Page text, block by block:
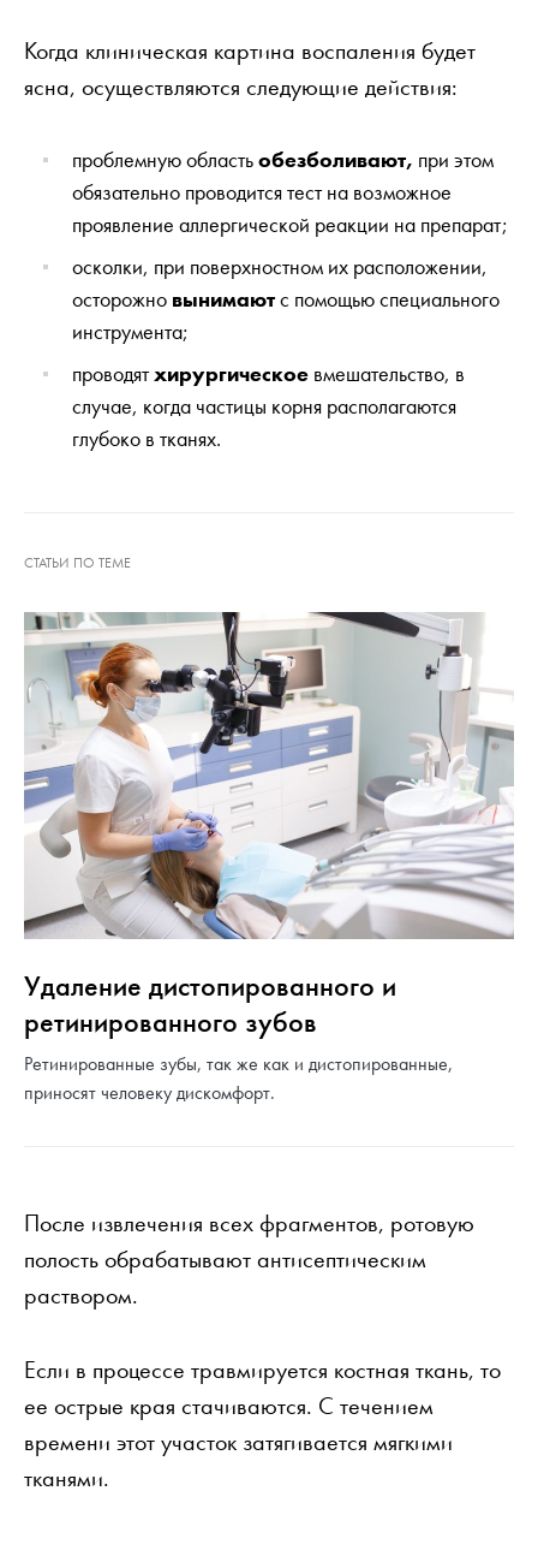
Когда клиническая картина воспаления будет
ясна, осуществляются следующие действия:
проблемную областьобезболивают, при этом
обязательно проводится тест на возможное
проявление аллергической реакции на препарат;
осколки, при поверхностном их расположении,
осторожно вынимаютс помощью специального
инструмента;
проводятхирургическое вмешательство, в
случае, когда частицы корня располагаются
глубоко в тканях.
Удаление дистопированного и
ретинированного зубов
Ретинированные зубы, так же как и дистопированные,
приносят человеку дискомфорт.
После извлечения всех фрагментов, ротовую
полость обрабатывают антисептическим
раствором.
Если в процессе травмируется костная ткань, то
ее острые края стачиваются. С течением
времени этот участок затягивается мягкими
тканями.